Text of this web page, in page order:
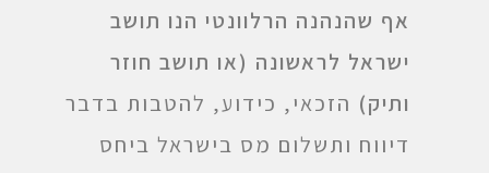
אף שהנהנה הרלוונטי הנו תושב
ישראל לראשונה (או תושב חוזר
ותיק) הזכאי, כידוע, להטבות בדבר
דיווח ותשלום מס בישראל ביחס